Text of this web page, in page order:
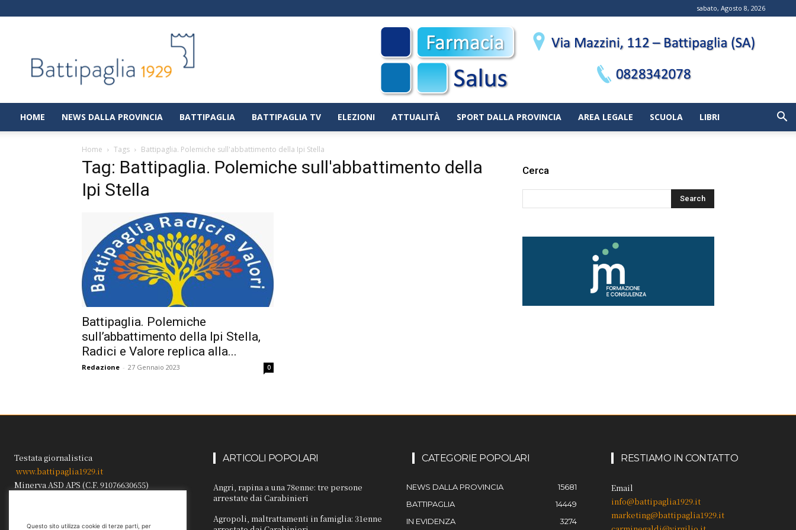
sabato, Agosto 8, 2026
|
Notizie
dalla
città
di
HOME NEWS DALLA PROVINCIA BATTIPAGLIA BATTIPAGLIA TV ELEZIONI ATTUALITÀ SPORT DALLA PROVINCIA AREA LEGALE SCUOLA LIBRI
Home Tags Battipaglia. Polemiche sull'abbattimento della Ipi Stella
Tag: Battipaglia. Polemiche sull'abbattimento della
Ipi Stella
Battipaglia. Polemiche
sull’abbattimento della Ipi Stella,
Radici e Valore replica alla...
Redazione - 27 Gennaio 2023 0
Cerca
Testata giornalistica
www.battipaglia1929.it
Minerva ASD APS (C.F. 91076630655)
ARTICOLI POPOLARI
Angri, rapina a una 78enne: tre persone
arrestate dai Carabinieri
Agropoli, maltrattamenti in famiglia: 31enne
CATEGORIE POPOLARI
NEWS DALLA PROVINCIA
15681
BATTIPAGLIA
14449
IN EVIDENZA
3274
RESTIAMO IN CONTATTO
Email
info@battipaglia1929.it
marketing@battipaglia1929.it
Questo sito utilizza cookie di terze parti, per